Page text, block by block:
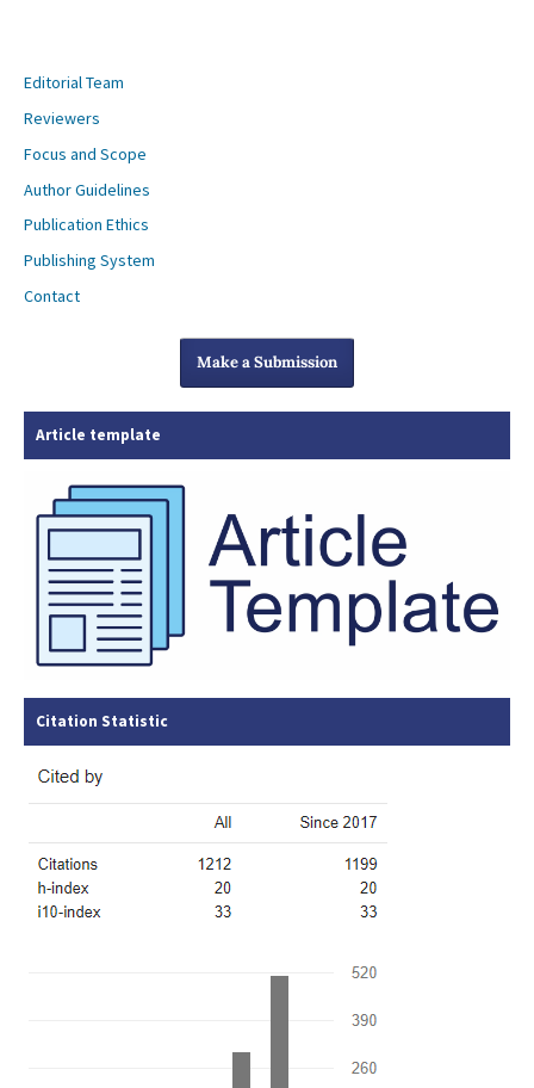
Editorial Team
Reviewers
Focus and Scope
Author Guidelines
Publication Ethics
Publishing System
Contact
Make a Submission
Article template
Citation Statistic